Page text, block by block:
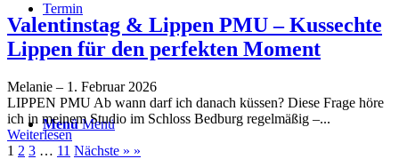
Termin
Menü Menü
Valentinstag & Lippen PMU – Kussechte
Lippen für den perfekten Moment
Melanie – 1. Februar 2026
LIPPEN PMU Ab wann darf ich danach küssen? Diese Frage höre
ich in meinem Studio im Schloss Bedburg regelmäßig –...
Weiterlesen
1 2 3 … 11 Nächste » »